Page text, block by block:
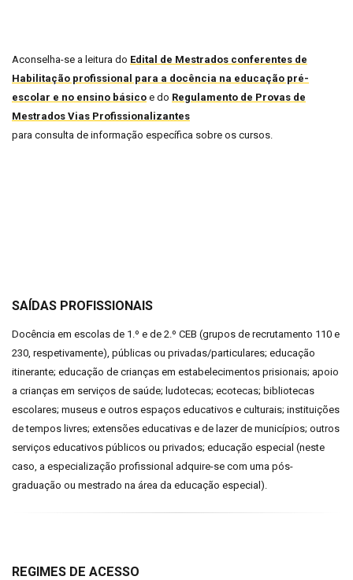
Aconselha-se a leitura do Edital de Mestrados conferentes de
Habilitação profissional para a docência na educação pré-
escolar e no ensino básico e do Regulamento de Provas de
Mestrados Vias Profissionalizantes
para consulta de informação específica sobre os cursos.
SAÍDAS PROFISSIONAIS
Docência em escolas de 1.º e de 2.º CEB (grupos de recrutamento 110 e
230, respetivamente), públicas ou privadas/particulares; educação
itinerante; educação de crianças em estabelecimentos prisionais; apoio
a crianças em serviços de saúde; ludotecas; ecotecas; bibliotecas
escolares; museus e outros espaços educativos e culturais; instituições
de tempos livres; extensões educativas e de lazer de municípios; outros
serviços educativos públicos ou privados; educação especial (neste
caso, a especialização profissional adquire-se com uma pós-
graduação ou mestrado na área da educação especial).
REGIMES DE ACESSO